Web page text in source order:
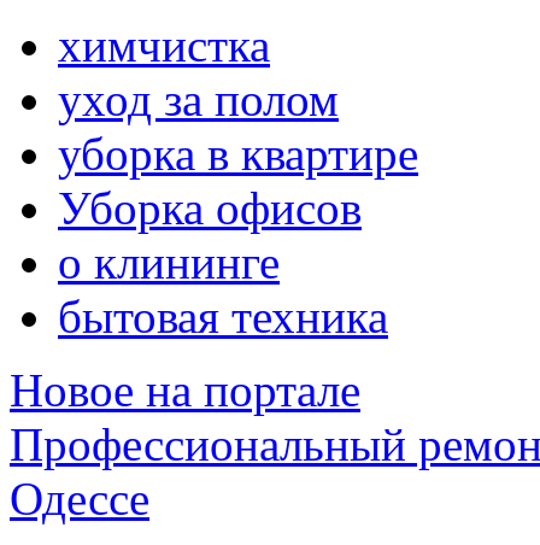
химчистка
уход за полом
уборка в квартире
Уборка офисов
о клининге
бытовая техника
Новое на портале
Профессиональный
Одессе